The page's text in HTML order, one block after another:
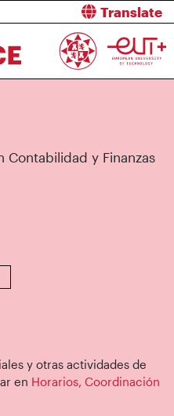
Translate
Contabilidad y Finanzas
y otras actividades de
en Horarios, Coordinación